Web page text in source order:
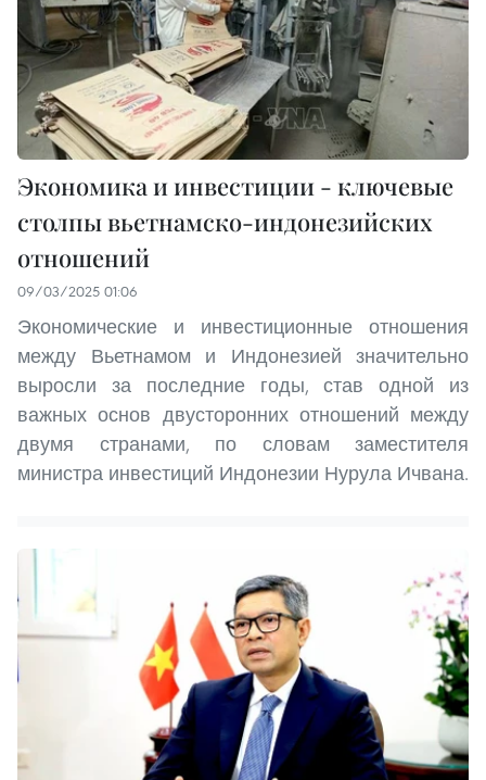
Экономика и инвестиции - ключевые
столпы вьетнамско-индонезийских
отношений
09/03/2025 01:06
Экономические и инвестиционные отношения
между Вьетнамом и Индонезией значительно
выросли за последние годы, став одной из
важных основ двусторонних отношений между
двумя странами, по словам заместителя
министра инвестиций Индонезии Нурула Ичвана.